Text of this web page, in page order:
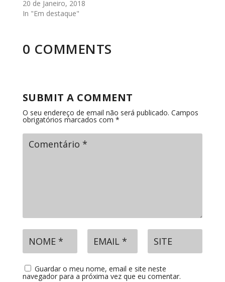
20 de Janeiro, 2018
In "Em destaque"
0 COMMENTS
SUBMIT A COMMENT
O seu endereço de email não será publicado. Campos
obrigatórios marcados com *
Guardar o meu nome, email e site neste
navegador para a próxima vez que eu comentar.